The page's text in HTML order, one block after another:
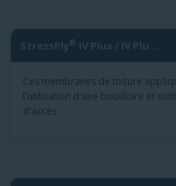
StressPly® IV Plus / IV Plu...
Ces membranes de toiture
l'utilisation d'une bouilloire et
d'accès